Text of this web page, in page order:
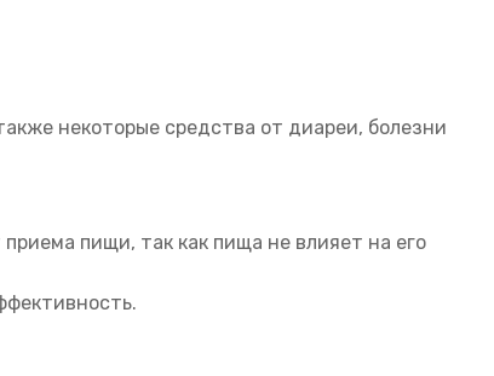
некоторые средства от диареи, болезни
пищи, так как пища не влияет на его